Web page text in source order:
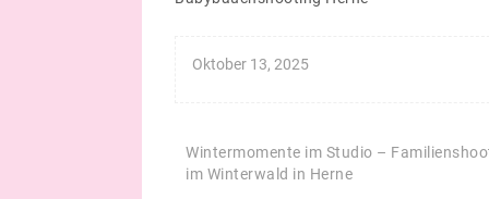
Oktober 13, 2025
Beitragsnavigation
Wintermomente im Studio –
im Winterwald in Herne